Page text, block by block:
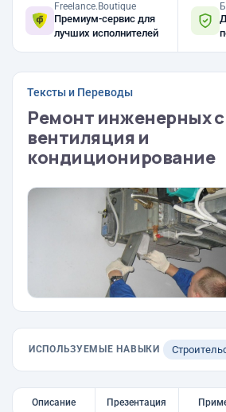
Freelance.Boutique
Премиум-сервис для
лучших исполнителей
Тексты и Переводы
Ремонт инженерных
вентиляция и
кондиционирование
ИСПОЛЬЗУЕМЫЕ НАВЫКИ
Описание Презентация